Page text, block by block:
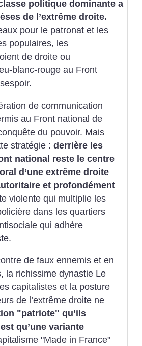
politique dominante a
de l’extrême droite.
pour le patronat et les
populaires, les
de droite ou
blanc-rouge au Front
de communication
au Front national de
du pouvoir. Mais
stratégie : derrière les
national reste le centre
d’une extrême droite
et profondément
violente qui multiplie les
dans les quartiers
qui adhère
de faux ennemis et en
la richissime dynastie Le
capitalistes et la posture
de l’extrême droite ne
"patriote" qu’ils
qu’une variante
"Made in France"